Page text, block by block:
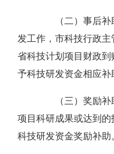
（二）事后补
发工作，市科技行政
省科技计划项目财政
予科技研发资金相应补
（三）奖励补
项目科研成果或达到
科技研发资金奖励补助